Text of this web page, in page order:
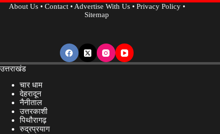
About Us• Contact•Advertise With Us• Privacy Policy•
Sitemap
उत्तराखंड
चार धाम
देहरादून
नैनीताल
उत्तरकाशी
पिथौरागढ़
रुद्रप्रयाग